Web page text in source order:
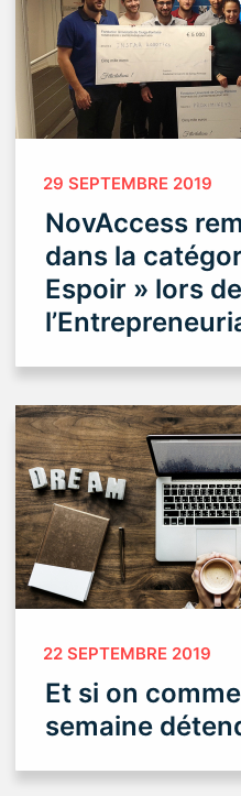
29 SEPTEMBRE 2019
NovAccess
dans la
Espoir » lors
22 SEPTEMBRE 2019
Et si on
semaine